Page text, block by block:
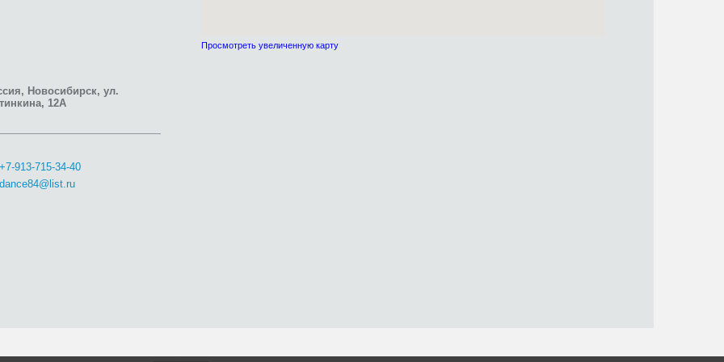
Новосибирск, ул.
12А
+7-913-715-34-40
dance84@list.ru
Просмотреть увеличенную карту